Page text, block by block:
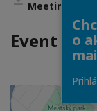
Event
o